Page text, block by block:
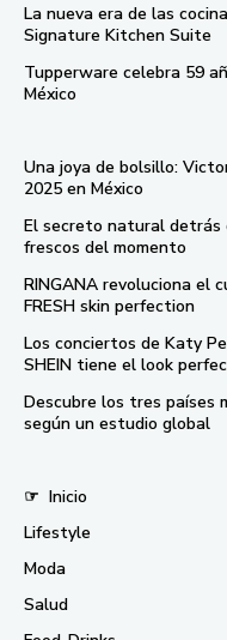
La nueva era de las
Signature Kitchen Suite
Tupperware celebra 59
México
Una joya de bolsillo:
2025 en México
El secreto natural detrás
frescos del momento
RINGANA revoluciona el
FRESH skin perfection
Los conciertos de Katy
SHEIN tiene el look
Descubre los tres países
según un estudio global
☞ Inicio
Lifestyle
Moda
Salud